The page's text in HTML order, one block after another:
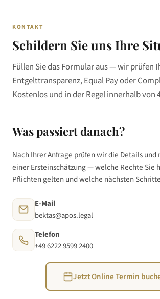
KONTAKT
Schildern Sie uns Ihre
Füllen Sie das Formular aus — wir prüfen
Entgelttransparenz, Equal Pay oder
Kostenlos und in der Regel innerhalb von
Was passiert danach?
Nach Ihrer Anfrage prüfen wir die Details
einer Ersteinschätzung — welche Rechte Sie
Pflichten gelten und welche nächsten
E-Mail
bektas@apos.legal
Telefon
+49 6222 9599 2400
Jetzt Online Termin